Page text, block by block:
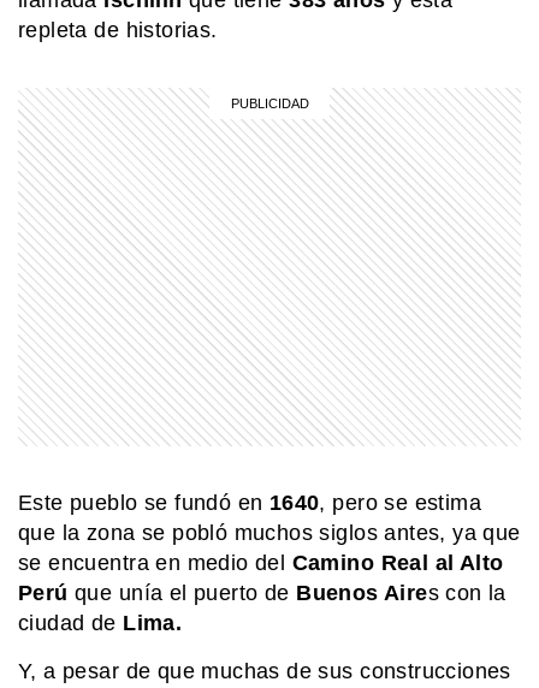
repleta de historias.
Este pueblo se fundó en 1640, pero se estima
que la zona se pobló muchos siglos antes, ya que
se encuentra en medio del Camino Real al Alto
Perúque unía el puerto de Buenos Aires con la
ciudad de Lima.
Y, a pesar de que muchas de sus construcciones
SABER MAS
COMUNIDAD EDUCATIVA
¿Cómo se hace una infografía clara y
atractiva?
MI PAIS
Paso de San Francisco: el impactante
cruce argentino que está a más de
4.700 metros
MI PAIS
sigue asombrando
MI PAIS
Cerro Colorado: la joya cordobesa